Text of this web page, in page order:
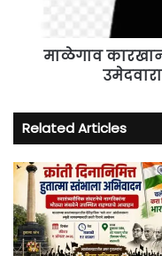
माळेगाव
Related Articles